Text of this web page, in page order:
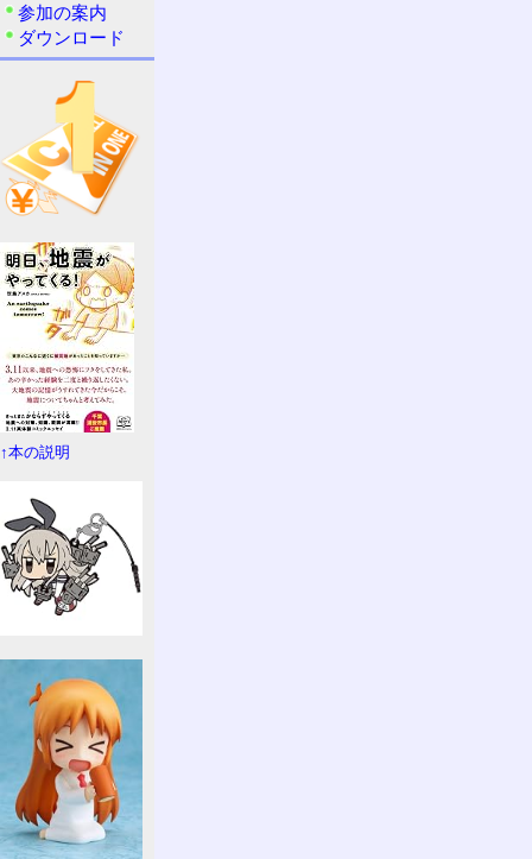
参加の案内
ダウンロード
↑本の説明